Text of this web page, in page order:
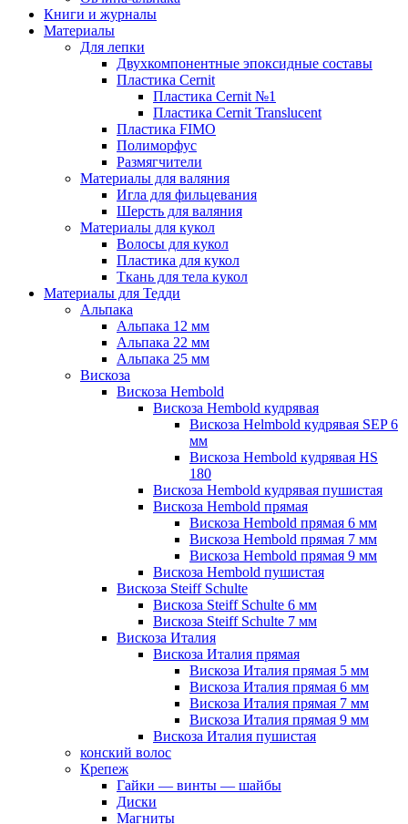
Книги и журналы
Материалы
Для лепки
Двухкомпонентные эпоксидные составы
Пластика Cernit
Пластика Cernit №1
Пластика Cernit Translucent
Пластика FIMO
Полиморфус
Размягчители
Материалы для валяния
Игла для фильцевания
Шерсть для валяния
Материалы для кукол
Волосы для кукол
Пластика для кукол
Ткань для тела кукол
Материалы для Тедди
Альпака
Альпака 12 мм
Альпака 22 мм
Альпака 25 мм
Вискоза
Вискоза Hembold
Вискоза Hembold кудрявая
Вискоза Helmbold кудрявая SEP 6
мм
Вискоза Hembold кудрявая HS
180
Вискоза Hembold кудрявая пушистая
Вискоза Hembold прямая
Вискоза Hembold прямая 6 мм
Вискоза Hembold прямая 7 мм
Вискоза Hembold прямая 9 мм
Вискоза Hembold пушистая
Вискоза Steiff Schulte
Вискоза Steiff Schulte 6 мм
Вискоза Steiff Schulte 7 мм
Вискоза Италия
Вискоза Италия прямая
Вискоза Италия прямая 5 мм
Вискоза Италия прямая 6 мм
Вискоза Италия прямая 7 мм
Вискоза Италия прямая 9 мм
Вискоза Италия пушистая
конский волос
Крепеж
Гайки — винты — шайбы
Диски
Магниты